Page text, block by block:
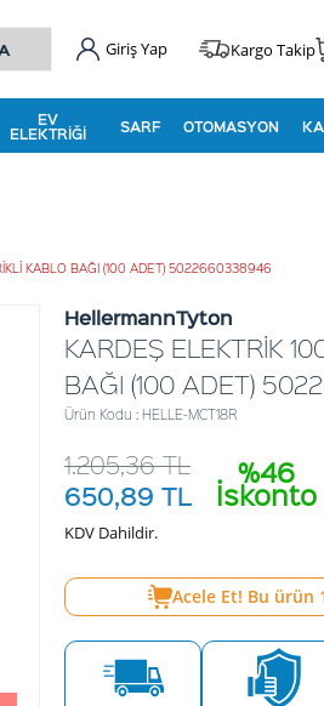
Giriş Yap Kargo Takip
EV
ELEKTRIĞI SARF OTOMASYON
KABLO BAĞI (100 ADET) 5022660338946
HellermannTyton
KARDEŞ ELEKTRİK
BAĞI (100 ADET)
Ürün Kodu : HELLE-MCT18R
%46
İskonto
1.205,36TL
650,89 TL
KDV Dahildir.
Acele Et! Bu ürün